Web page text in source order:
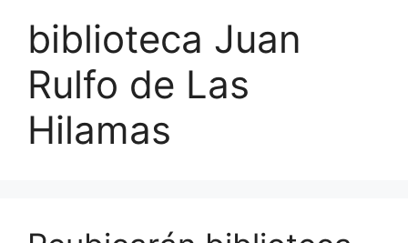
biblioteca Juan
Rulfo de Las
Hilamas